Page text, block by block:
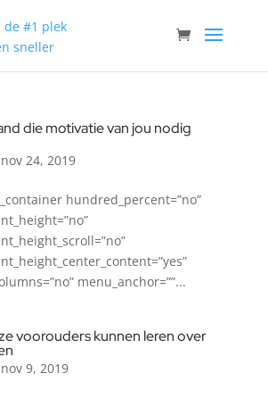
die motivatie van jou nodig
nov 24, 2019
hundred_percent=”no”
menu_anchor=””...
voorouders kunnen leren over
nov 9, 2019